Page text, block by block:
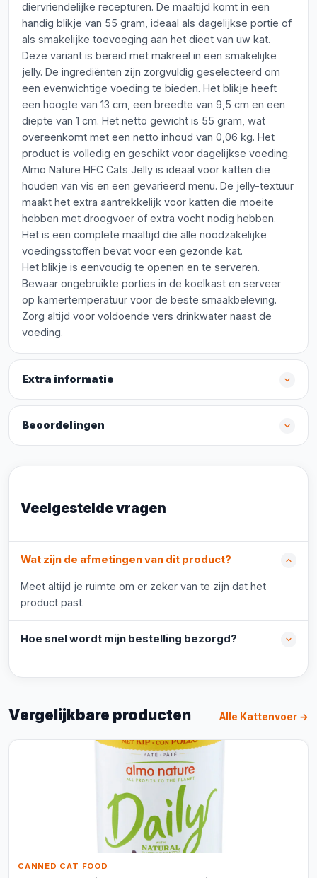
diervriendelijke recepturen. De maaltijd komt in een
handig blikje van 55 gram, ideaal als dagelijkse portie of
als smakelijke toevoeging aan het dieet van uw kat.
Deze variant is bereid met makreel in een smakelijke
jelly. De ingrediënten zijn zorgvuldig geselecteerd om
een evenwichtige voeding te bieden. Het blikje heeft
een hoogte van 13 cm, een breedte van 9,5 cm en een
diepte van 1 cm. Het netto gewicht is 55 gram, wat
overeenkomt met een netto inhoud van 0,06 kg. Het
product is volledig en geschikt voor dagelijkse voeding.
Almo Nature HFC Cats Jelly is ideaal voor katten die
houden van vis en een gevarieerd menu. De jelly-textuur
maakt het extra aantrekkelijk voor katten die moeite
hebben met droogvoer of extra vocht nodig hebben.
Het is een complete maaltijd die alle noodzakelijke
voedingsstoffen bevat voor een gezonde kat.
Het blikje is eenvoudig te openen en te serveren.
Bewaar ongebruikte porties in de koelkast en serveer
op kamertemperatuur voor de beste smaakbeleving.
Zorg altijd voor voldoende vers drinkwater naast de
voeding.
Extra informatie
Beoordelingen
Veelgestelde vragen
Wat zijn de afmetingen van dit product?
Meet altijd je ruimte om er zeker van te zijn dat het
product past.
Hoe snel wordt mijn bestelling bezorgd?
Vergelijkbare producten Alle Kattenvoer →
CANNED CAT FOOD